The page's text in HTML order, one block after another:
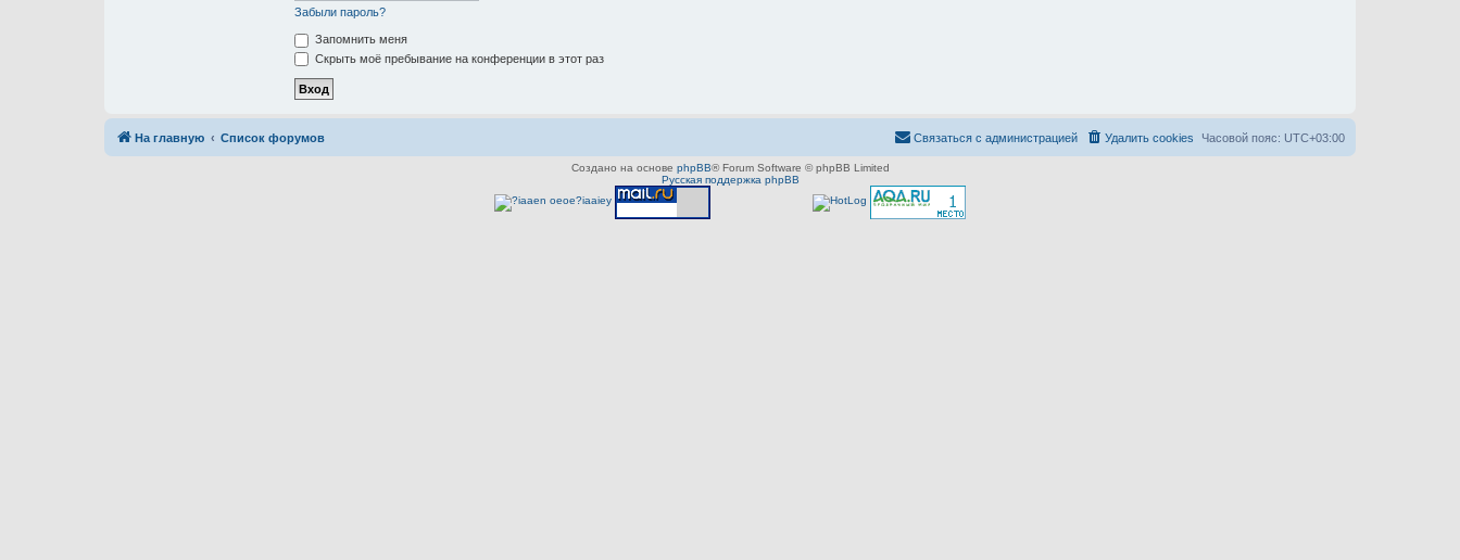
Забыли пароль?
Запомнить меня
Скрыть моё пребывание на конференции в этот раз
На главную Список форумов Часовой пояс: UTC+03:00
Удалить cookies
Связаться с администрацией
Создано на основе phpBB® Forum Software © phpBB Limited
Русская поддержка phpBB